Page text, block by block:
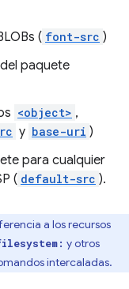
( font-src )
paquete
<object> ,
y base-uri )
para cualquier
( default-src ).
a los recursos
y otros
intercaladas.